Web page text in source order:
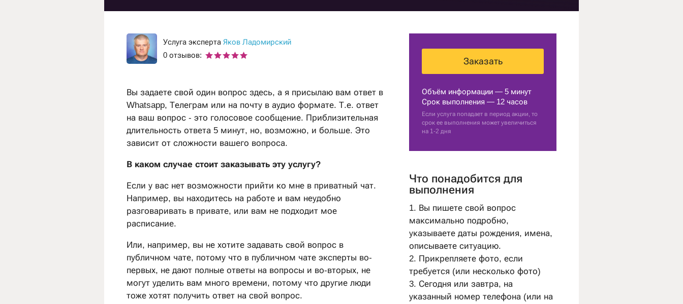
Гадание на работу
Советы гадалки
Карта судьбы
психологи
Нумерология рождения
Гадание по руке
Оракулы
Толкователи снов
Шаманы
Услуга эксперта Яков Ладомирский
0 отзывов:
Вы задаете свой один вопрос здесь, а я присылаю вам ответ в
Whatsapp, Телеграм или на почту в аудио формате. Т.е. ответ
на ваш вопрос - это голосовое сообщение. Приблизительная
длительность ответа 5 минут, но, возможно, и больше. Это
зависит от сложности вашего вопроса.
В каком случае стоит заказывать эту услугу?
Если у вас нет возможности прийти ко мне в приватный чат.
Например, вы находитесь на работе и вам неудобно
разговаривать в привате, или вам не подходит мое
расписание.
Или, например, вы не хотите задавать свой вопрос в
публичном чате, потому что в публичном чате эксперты во-
первых, не дают полные ответы на вопросы и во-вторых, не
могут уделить вам много времени, потому что другие люди
тоже хотят получить ответ на свой вопрос.
Заказать
Объём информации — 5 минут
Срок выполнения — 12 часов
Если услуга попадает в период акции, то
срок ее выполнения может увеличиться
на 1-2 дня
Что понадобится для
выполнения
1. Вы пишете свой вопрос
максимально подробно,
указываете даты рождения, имена,
описываете ситуацию.
2. Прикрепляете фото, если
требуется (или несколько фото)
3. Сегодня или завтра, на
указанный номер телефона (или на